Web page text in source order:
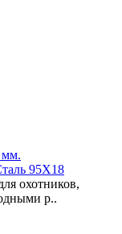
мм.
95Х18
охотников,
р..